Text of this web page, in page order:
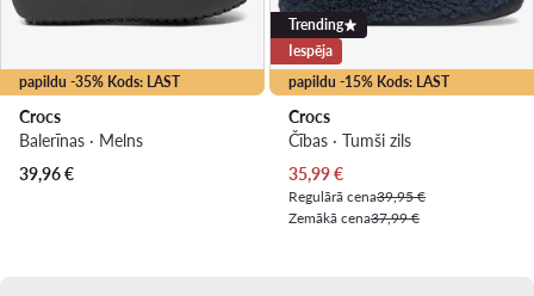
papildu -35% Kods: LAST
Crocs
Balerīnas · Melns
39,96€
papildu -15% Kods: LAST
Trending
Iespēja
Crocs
Čības · Tumši zils
Pašreizējā cena
35,99€
Regulārā cena39,95 €
Zemākā cena37,99 €